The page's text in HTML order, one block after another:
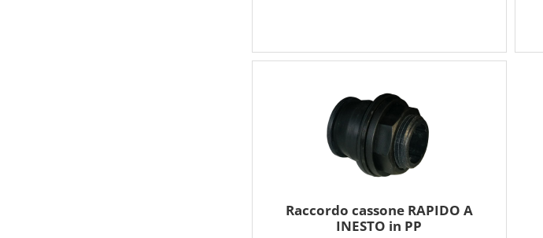
Raccordo cassone RAPIDO A
INESTO in PP